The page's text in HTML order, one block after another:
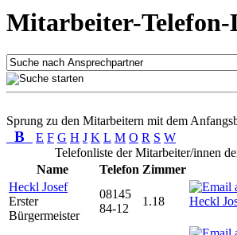
Mitarbeiter-Telefon-
Sprung zu den Mitarbeitern mit dem
B E F G H J K L M O R S W
Telefonliste der Mitarbeiter/innen
Name
Telefon Zimmer
Heckl Josef
Erster
Bürgermeister
08145
84-12
1.18